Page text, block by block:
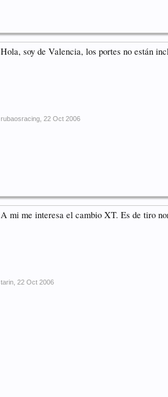
Hola, soy de Valencia, los portes no están
rubaosracing 22 Oct 2006
A mi me interesa el cambio XT. Es de tiro
tarin 22 Oct 2006